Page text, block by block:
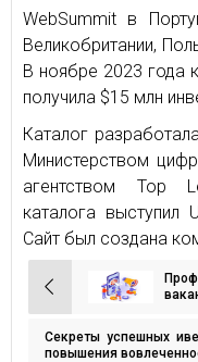
WebSummit в
Великобритании,
В ноябре 2023 года
получила $15 млн
Каталог
Министерством
агентством Top
каталога выступил
Сайт был создана
Навигация
по
записям
Секреты успешных
повышения